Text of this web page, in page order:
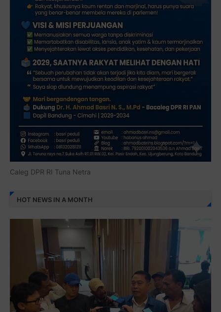
Caleg DPR RI Tuna Netra
HOT NEWS IN A MONTH